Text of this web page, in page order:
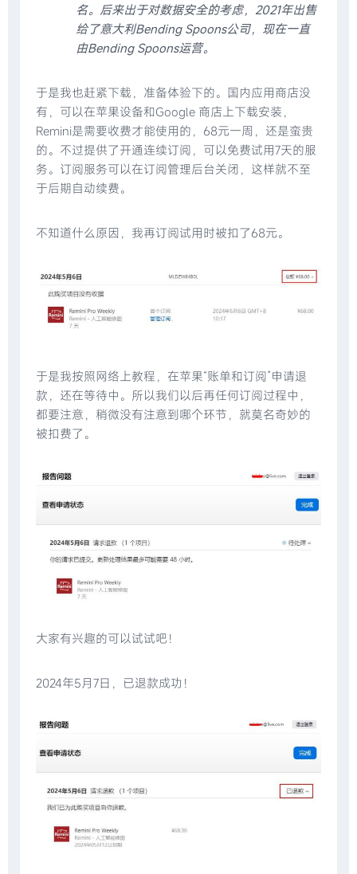
名。后来出于对数据安全的考虑，2021年出售
给了意大利Bending Spoons公司，现在一直
由Bending Spoons运营。
于是我也赶紧下载，准备体验下的。国内应用商店没
有，可以在苹果设备和Google 商店上下载安装，
Remini是需要收费才能使用的，68元一周，还是蛮贵
的。不过提供了开通连续订阅，可以免费试用7天的服
务。订阅服务可以在订阅管理后台关闭，这样就不至
于后期自动续费。
不知道什么原因，我再订阅试用时被扣了68元。
于是我按照网络上教程，在苹果“账单和订阅”申请退
款，还在等待中。所以我们以后再任何订阅过程中，
都要注意，稍微没有注意到哪个环节，就莫名奇妙的
被扣费了。
大家有兴趣的可以试试吧！
2024年5月7日，已退款成功！